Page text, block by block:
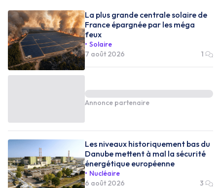
La plus grande centrale solaire de
France épargnée par les méga
feux
Solaire
7 août 2026
1
Annonce partenaire
Les niveaux historiquement bas du
Danube mettent à mal la sécurité
énergétique européenne
Nucléaire
6 août 2026
3